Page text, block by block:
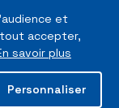
& RGPD
et
accepter,
savoir plus
Personnaliser